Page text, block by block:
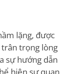
lặng, được
trọng lòng
sự hướng dẫn